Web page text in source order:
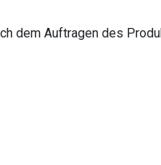
dem Auftragen des